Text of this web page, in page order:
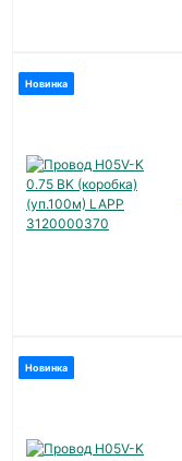
Новинка
Новинка